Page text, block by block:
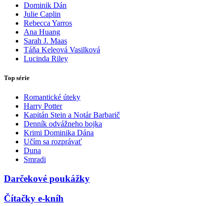
Dominik Dán
Julie Caplin
Rebecca Yarros
Ana Huang
Sarah J. Maas
Táňa Keleová Vasilková
Lucinda Riley
Top série
Romantické úteky
Harry Potter
Kapitán Stein a Notár Barbarič
Denník odvážneho bojka
Krimi Dominika Dána
Učím sa rozprávať
Duna
Smradi
Darčekové poukážky
Čítačky e-kníh